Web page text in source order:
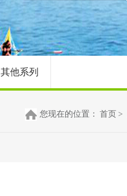
其他系列
您现在的位置： 首页 >